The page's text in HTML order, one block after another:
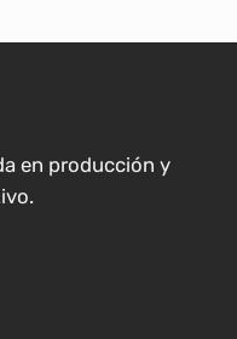
en producción y